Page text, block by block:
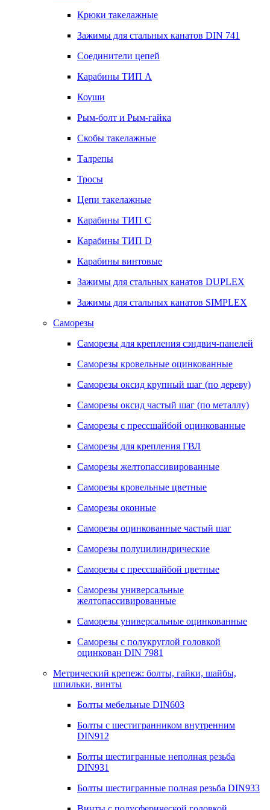
Крюки такелажные
Зажимы для стальных канатов DIN 741
Соединители цепей
Карабины ТИП А
Коуши
Рым-болт и Рым-гайка
Скобы такелажные
Талрепы
Тросы
Цепи такелажные
Карабины ТИП C
Карабины ТИП D
Карабины винтовые
Зажимы для стальных канатов DUPLEX
Зажимы для стальных канатов SIMPLEX
Саморезы
Саморезы для крепления сэндвич-панелей
Саморезы кровельные оцинкованные
Саморезы оксид крупный шаг (по дереву)
Саморезы оксид частый шаг (по металлу)
Саморезы с прессшайбой оцинкованные
Саморезы для крепления ГВЛ
Саморезы желтопассивированные
Саморезы кровельные цветные
Саморезы оконные
Саморезы оцинкованные частый шаг
Саморезы полуцилиндрические
Саморезы с прессшайбой цветные
Саморезы универсальные
желтопассивированные
Саморезы универсальные оцинкованные
Саморезы с полукруглой головкой
оцинкован DIN 7981
Метрический крепеж: болты, гайки, шайбы,
шпильки, винты
Болты мебельные DIN603
Болты с шестигранником внутренним
DIN912
Болты шестигранные неполная резьба
DIN931
Болты шестигранные полная резьба DIN933